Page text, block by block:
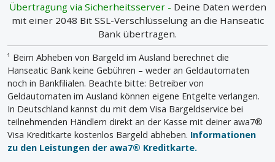
Übertragung via Sicherheitsserver - Deine Daten werden
mit einer 2048 Bit SSL-Verschlüsselung an die Hanseatic
Bank übertragen.
¹ Beim Abheben von Bargeld im Ausland berechnet die
Hanseatic Bank keine Gebühren – weder an Geldautomaten
noch in Bankfilialen. Beachte bitte: Betreiber von
Geldautomaten im Ausland können eigene Entgelte verlangen.
In Deutschland kannst du mit dem Visa Bargeldservice bei
teilnehmenden Händlern direkt an der Kasse mit deiner awa7®
Visa Kreditkarte kostenlos Bargeld abheben. Informationen
zu den Leistungen der awa7® Kreditkarte.